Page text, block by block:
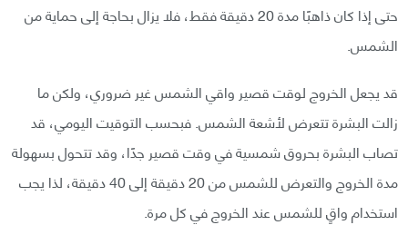
حتى إذا كان ذاهبًا مدة 20 دقيقة فقط، فلا يزال بحاجة إلى حماية من
الشمس.
قد يجعل الخروج لوقت قصير واقي الشمس غير ضروري، ولكن ما
زالت البشرة تتعرض لأشعة الشمس. فبحسب التوقيت اليومي، قد
تصاب البشرة بحروق شمسية في وقت قصير جدًا، وقد تتحول بسهولة
مدة الخروج والتعرض للشمس من 20 دقيقة إلى 40 دقيقة، لذا يجب
استخدام واقٍ للشمس عند الخروج في كل مرة.